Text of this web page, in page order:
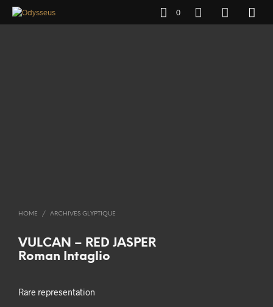
0
HOME / ARCHIVES GLYPTIQUE
VULCAN – RED JASPER
Roman Intaglio
Rare representation